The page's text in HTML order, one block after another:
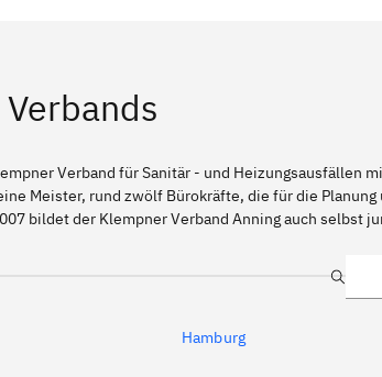
Verband für Sanitär - und Heizungsausfällen
Meister, rund zwölf Bürokräfte, die für die
bildet der Klempner Verband Anning auch selbst
Suche
Hamburg